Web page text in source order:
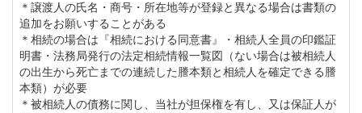
＊譲渡人の氏名・商号・所在地等が登録と異なる場合は書類の
追加をお願いすることがある
＊相続の場合は『相続における同意書』・相続人全員の印鑑証
明書・法務局発行の法定相続情報一覧図（ない場合は被相続人
の出生から死亡までの連続した謄本類と相続人を確定できる謄
本類）が必要
＊被相続人の債務に関し、当社が担保権を有し、又は保証人が